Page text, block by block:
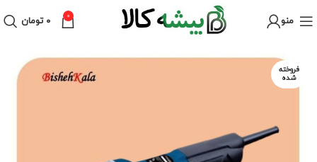
منو 0 ۰ تومان
فروخته
شده